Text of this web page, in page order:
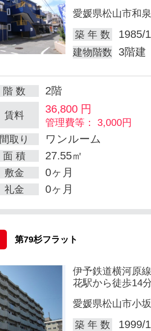
愛媛県松山市和
築 年 数
1985/
建物階数 3階建
階 数 2階
賃料 36,800 円
管理費等： 3,000円
間取り
ワンルーム
面 積 27.55㎡
敷金 0ヶ月
礼金 0ヶ月
第79杉フラット
伊予鉄道横河原
花駅から徒歩14
愛媛県松山市小坂
築 年 数
1999/